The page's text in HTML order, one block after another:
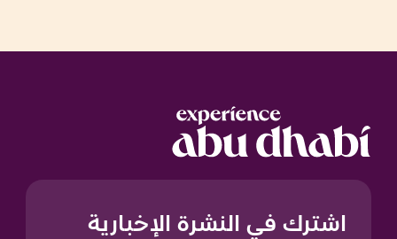
اشترك في النشرة الإخبارية